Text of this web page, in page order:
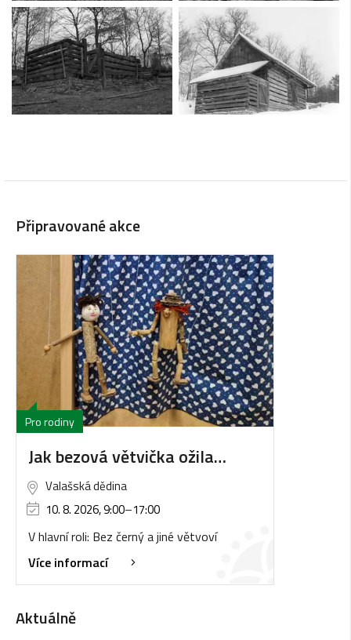
Připravované akce
Pro rodiny
Jak bezová větvička ožila…
Valašská dědina
10. 8. 2026, 9:00–17:00
V hlavní roli: Bez černý a jiné větvoví
Více informací
Aktuálně